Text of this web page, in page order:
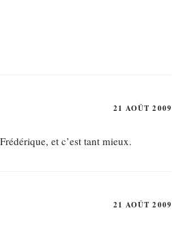
21 AOÛT 2009
et c’est tant mieux.
21 AOÛT 2009